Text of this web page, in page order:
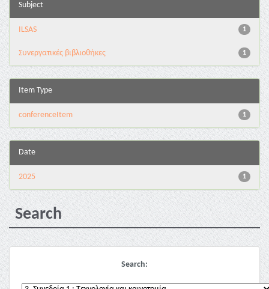
Subject
1
ILSAS
1
Συνεργατικές βιβλιοθήκες
Item Type
1
conferenceItem
Date
1
2025
Search
Search: